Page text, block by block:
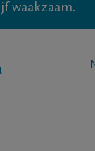
waakzaam.